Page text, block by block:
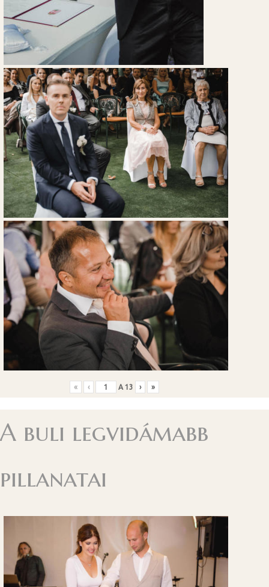
« ‹ A 13 › »
A buli legvidámabb
pillanatai